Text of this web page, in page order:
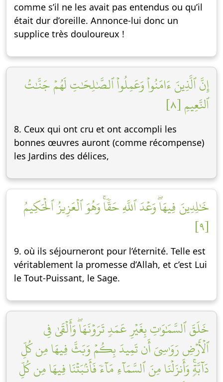
comme s’il ne les avait pas entendus ou qu’il
était dur d’oreille. Annonce-lui donc un
supplice très douloureux !
إِنَّ ٱلَّذِينَ ءَامَنُواْ وَعَمِلُواْ ٱلصَّٰلِحَٰتِ لَهُمۡ جَنَّٰتُ
ٱلنَّعِيمِ [٨]
8. Ceux qui ont cru et ont accompli les
bonnes œuvres auront (comme récompense)
les Jardins des délices,
خَٰلِدِينَ فِيهَاۖ وَعۡدَ ٱللَّهِ حَقّٗاۚ وَهُوَ ٱلۡعَزِيزُ ٱلۡحَكِيمُ
[٩]
9. où ils séjourneront pour l’éternité. Telle est
véritablement la promesse d’Allah, et c’est Lui
le Tout-Puissant, le Sage.
خَلَقَ ٱلسَّمَٰوَٰتِ بِغَيۡرِ عَمَدٖ تَرَوۡنَهَاۖ وَأَلۡقَىٰ فِي
ٱلۡأَرۡضِ رَوَٰسِيَ أَن تَمِيدَ بِكُمۡ وَبَثَّ فِيهَا مِن كُلِّ
دَآبَّةٖۚ وَأَنزَلۡنَا مِنَ ٱلسَّمَآءِ مَآءٗ فَأَنۢبَتۡنَا فِيهَا مِن كُلِّ